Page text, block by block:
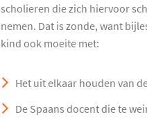
scholieren die zich hiervoor
nemen. Dat is zonde, want
kind ook moeite met:
Het uit elkaar houden van
De Spaans docent die te